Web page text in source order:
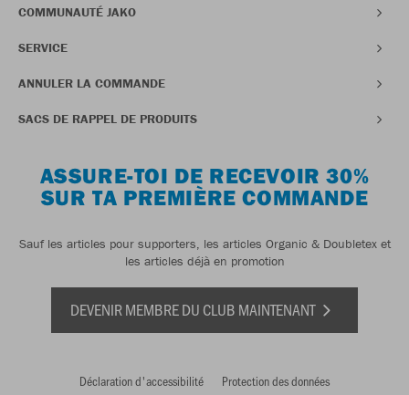
COMMUNAUTÉ JAKO
SERVICE
ANNULER LA COMMANDE
SACS DE RAPPEL DE PRODUITS
ASSURE-TOI DE RECEVOIR 30%
SUR TA PREMIÈRE COMMANDE
Sauf les articles pour supporters, les articles Organic & Doubletex et
les articles déjà en promotion
DEVENIR MEMBRE DU CLUB MAINTENANT
Déclaration d'accessibilité Protection des données